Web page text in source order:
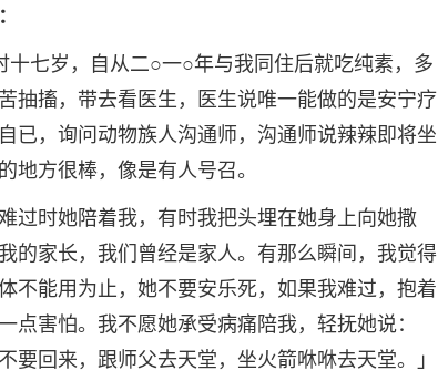
七岁，自从二○一○年与我同住后就吃纯素，多
抽搐，带去看医生，医生说唯一能做的是安宁疗
已，询问动物族人沟通师，沟通师说辣辣即将坐
地方很棒，像是有人号召。
过时她陪着我，有时我把头埋在她身上向她撒
的家长，我们曾经是家人。有那么瞬间，我觉得
不能用为止，她不要安乐死，如果我难过，抱着
害怕。我不愿她承受病痛陪我，轻抚她说：
要回来，跟师父去天堂，坐火箭咻咻去天堂。」